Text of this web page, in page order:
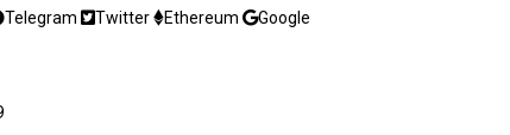
Telegram Twitter Ethereum Google